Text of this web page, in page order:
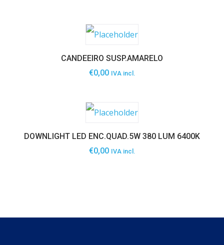
CANDEEIRO SUSP.AMARELO
€0,00 IVA incl.
DOWNLIGHT LED ENC.QUAD.5W 380 LUM 6400K
€0,00 IVA incl.